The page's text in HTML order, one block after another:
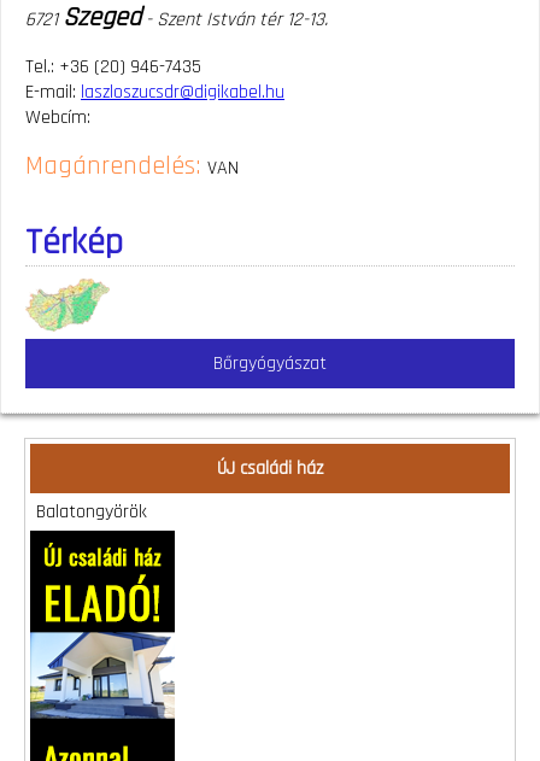
ÚJ családi ház
Balatongyörök
6721Szeged- Szent István tér 12-13.
Tel.: +36 (20) 946-7435
E-mail: laszloszucsdr@digikabel.hu
Webcím:
Magánrendelés: VAN
Térkép
Bőrgyógyászat